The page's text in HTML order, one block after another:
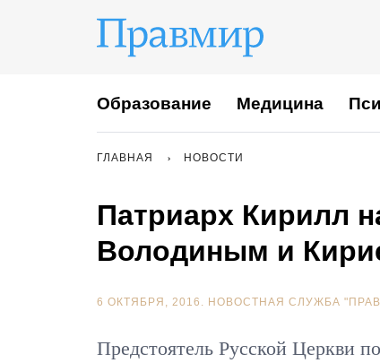
Образование Медицина
ГЛАВНАЯ НОВОСТИ
Патриарх Кирилл
Володиным и
6 ОКТЯБРЯ, 2016. НОВОСТНАЯ СЛУЖБА
Предстоятель Русской Церкви